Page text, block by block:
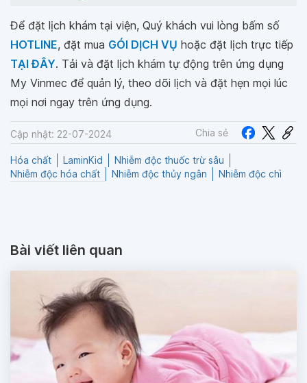
Để đặt lịch khám tại viện, Quý khách vui lòng bấm số
HOTLINE, đặt mua GÓI DỊCH VỤ hoặc đặt lịch trực tiếp
TẠI ĐÂY. Tải và đặt lịch khám tự động trên ứng dụng
My Vinmec để quản lý, theo dõi lịch và đặt hẹn mọi lúc
mọi nơi ngay trên ứng dụng.
Cập nhật: 22-07-2024 Chia sẻ
Hóa chất LaminKid
Nhiễm độc thuốc trừ sâu
Nhiễm độc hóa chất
Nhiễm độc thủy ngân Nhiễm độc chì
Bài viết liên quan